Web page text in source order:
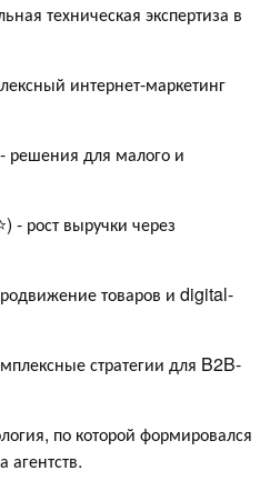
техническая экспертиза в
интернет-маркетинг
решения для малого и
- рост выручки через
товаров и digital-
стратегии для B2B-
по которой формировался
агентств.